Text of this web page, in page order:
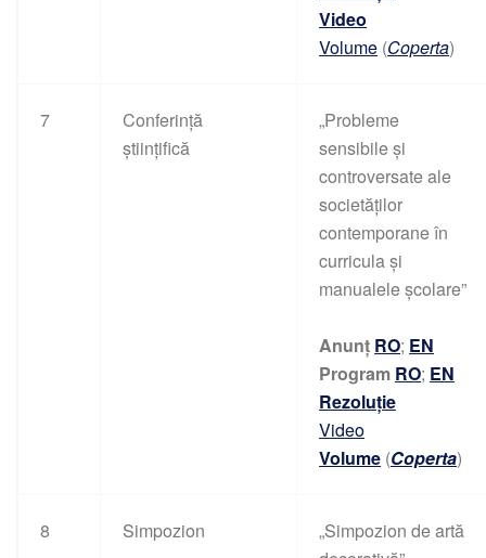
Video
Volume (Coperta)
7
Conferință
științifică
„Probleme
sensibile și
controversate ale
societăților
contemporane în
curricula și
manualele școlare”
Anunț RO; EN
Program RO; EN
Rezoluție
Video
Volume (Coperta)
8 Simpozion
„Simpozion de artă